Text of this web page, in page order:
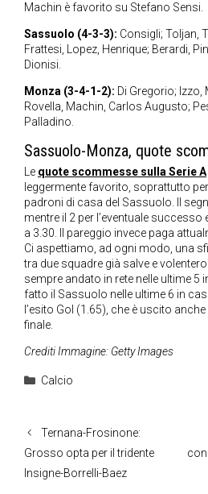
Machin è favorito su Stefano Sensi.
Sassuolo (4-3-3): Consigli; Toljan,
Frattesi, Lopez, Henrique; Berardi,
Dionisi.
Monza (3-4-1-2): Di Gregorio; Izzo,
Rovella, Machin, Carlos Augusto;
Palladino.
Sassuolo-Monza, quote
Le quote scommesse sulla Serie A
leggermente favorito, soprattutto
padroni di casa del Sassuolo. Il
mentre il 2 per l’eventuale
a 3.30. Il pareggio invece paga
Ci aspettiamo, ad ogni modo, una
tra due squadre già salve e
sempre andato in rete nelle ultime 5
fatto il Sassuolo nelle ultime 6 in
l’esito Gol (1.65), che è uscito anche
finale.
Crediti Immagine: Getty Images
Categorie
Calcio
Ternana-Frosinone:
Grosso opta per il tridente
Insigne-Borrelli-Baez